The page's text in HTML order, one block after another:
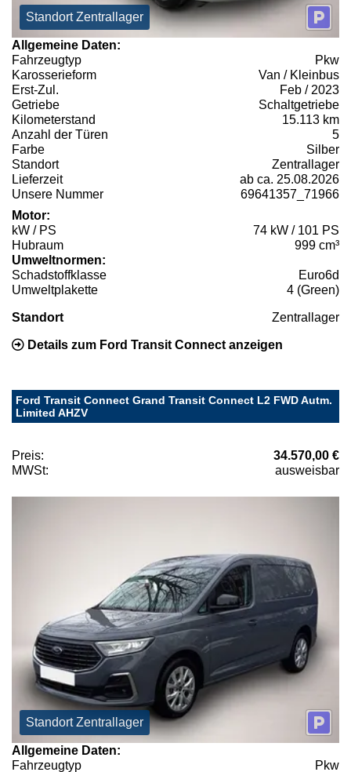
Standort Zentrallager
Allgemeine Daten:
Fahrzeugtyp
Pkw
Karosserieform
Van / Kleinbus
Erst-Zul.
Feb / 2023
Getriebe
Schaltgetriebe
Kilometerstand
15.113 km
Anzahl der Türen
5
Farbe
Silber
Standort
Zentrallager
Lieferzeit
ab ca. 25.08.2026
Unsere Nummer
69641357_71966
Motor:
kW / PS
74 kW / 101 PS
Hubraum
999 cm³
Umweltnormen:
Schadstoffklasse
Euro6d
Umweltplakette
4 (Green)
Standort Zentrallager
Details zum Ford Transit Connect anzeigen
Ford Transit Connect Grand Transit Connect L2 FWD Autm.
Limited AHZV
Preis:
34.570,00 €
MWSt:
ausweisbar
Standort Zentrallager
Allgemeine Daten:
Fahrzeugtyp
Pkw